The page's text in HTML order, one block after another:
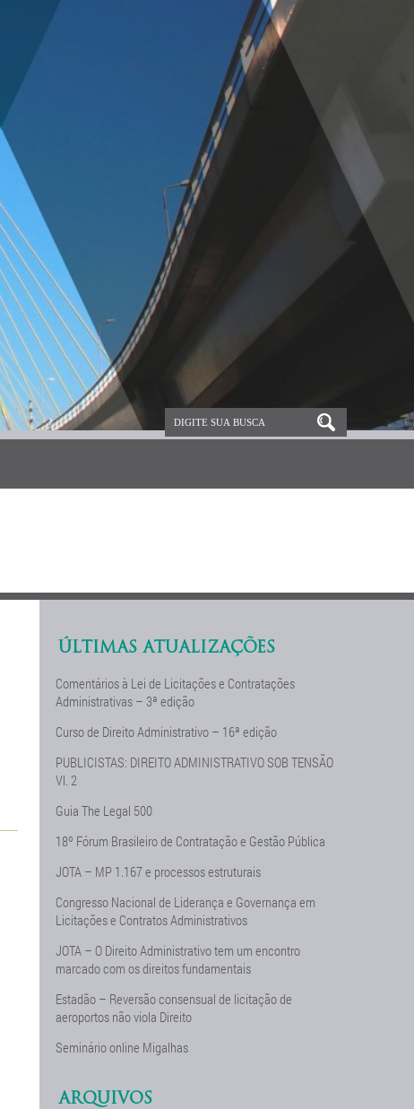
ÚLTIMAS ATUALIZAÇÕES
Comentários à Lei de Licitações e Contratações
Administrativas – 3ª edição
Curso de Direito Administrativo – 16ª edição
PUBLICISTAS: DIREITO ADMINISTRATIVO SOB TENSÃO
Vl. 2
Guia The Legal 500
18º Fórum Brasileiro de Contratação e Gestão Pública
JOTA – MP 1.167 e processos estruturais
Congresso Nacional de Liderança e Governança em
Licitações e Contratos Administrativos
JOTA – O Direito Administrativo tem um encontro
marcado com os direitos fundamentais
Estadão – Reversão consensual de licitação de
aeroportos não viola Direito
Seminário online Migalhas
ARQUIVOS